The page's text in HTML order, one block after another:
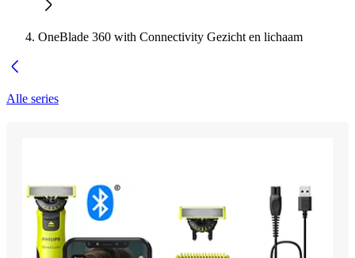
OneBlade 360 with Connectivity Gezicht en lichaam
Alle series